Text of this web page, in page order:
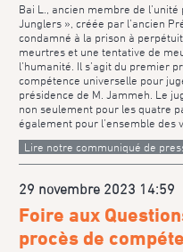
Bai L., ancien membre de
Junglers », créée par l’ancien
condamné à la prison à
meurtres et une tentative de
l’humanité. Il s’agit du premier
compétence universelle pour
présidence de M. Jammeh. Le
non seulement pour les quatre
également pour l’ensemble des
Lire notre communiqué de
29 novembre 2023 14:59
Foire aux
procès de